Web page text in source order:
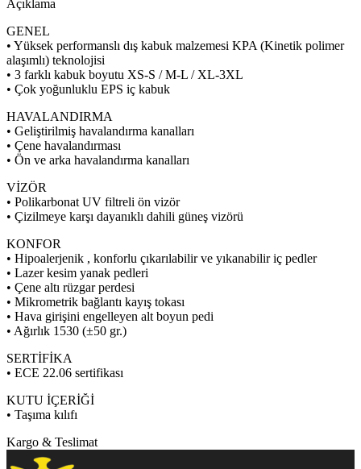
Açıklama
GENEL
• Yüksek performanslı dış kabuk malzemesi KPA (Kinetik polimer
alaşımlı) teknolojisi
• 3 farklı kabuk boyutu XS-S / M-L / XL-3XL
• Çok yoğunluklu EPS iç kabuk
HAVALANDIRMA
• Geliştirilmiş havalandırma kanalları
• Çene havalandırması
• Ön ve arka havalandırma kanalları
VİZÖR
• Polikarbonat UV filtreli ön vizör
• Çizilmeye karşı dayanıklı dahili güneş vizörü
KONFOR
• Hipoalerjenik , konforlu çıkarılabilir ve yıkanabilir iç pedler
• Lazer kesim yanak pedleri
• Çene altı rüzgar perdesi
• Mikrometrik bağlantı kayış tokası
• Hava girişini engelleyen alt boyun pedi
• Ağırlık 1530 (±50 gr.)
SERTİFİKA
• ECE 22.06 sertifikası
KUTU İÇERİĞİ
• Taşıma kılıfı
Kargo & Teslimat